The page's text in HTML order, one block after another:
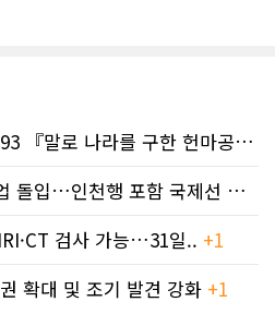
5위 차지
동화작가가 읽은 동화책_93 『말로 나라를 구한 헌마공..+2
웨스트젯 승무원 전면 파업 돌입…인천행 포함 국제선 줄..
검사 가능…31일.. +1
확대 및 조기 발견 강화 +1